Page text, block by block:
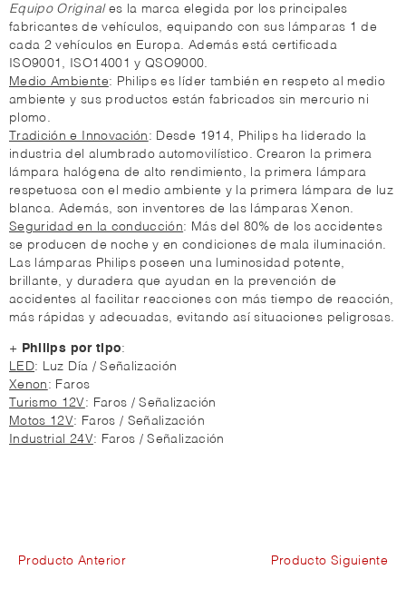
Equipo Originales la marca elegida por los principales
fabricantes de vehículos, equipando con sus lámparas 1 de
cada 2 vehículos en Europa. Además está certificada
ISO9001, ISO14001 y QSO9000.
Medio Ambiente: Philips es líder también en respeto al medio
ambiente y sus productos están fabricados sin mercurio ni
plomo.
Tradición e Innovación : Desde 1914, Philips ha liderado la
industria del alumbrado automovilístico. Crearon la primera
lámpara halógena de alto rendimiento, la primera lámpara
respetuosa con el medio ambiente y la primera lámpara de luz
blanca. Además, son inventores de las lámparas Xenon.
Seguridad en la conducción: Más del 80% de los accidentes
se producen de noche y en condiciones de mala iluminación.
Las lámparas Philips poseen una luminosidad potente,
brillante, y duradera que ayudan en la prevención de
accidentes al facilitar reacciones con más tiempo de reacción,
más rápidas y adecuadas, evitando así situaciones peligrosas.
+ Philips por tipo:
LED: Luz Día / Señalización
Xenon : Faros
Turismo 12V : Faros / Señalización
Motos 12V: Faros / Señalización
Industrial 24V: Faros / Señalización
Producto Anterior Producto Siguiente